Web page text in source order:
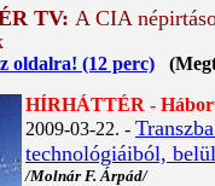
TV: A CIA
oldalra! (12 perc)
HÍRHÁTTÉR -
2009-03-22. -
technológiáiból,
/Molnár F. Árpád/